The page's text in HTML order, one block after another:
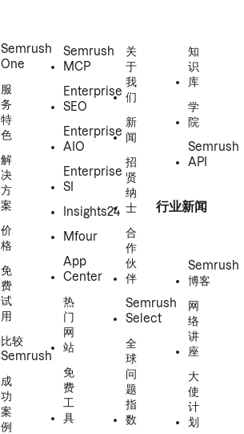
Semrush
One
服
务
特
色
解
决
方
案
价
格
免
费
试
用
比较
Semrush
成
功
案
例
Semrush
MCP
Enterprise
SEO
Enterprise
AIO
Enterprise
SI
Insights24
Mfour
App
Center
热
门
网
站
免
费
工
具
关
于
我
们
新
闻
招
贤
纳
士
合
作
伙
伴
Semrush
Select
全
球
问
题
指
数
知
识
库
学
院
Semrush
API
行业新闻
Semrush
博客
网
络
讲
座
大
使
计
划